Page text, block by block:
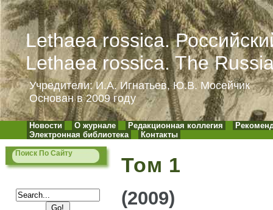
Lethaea rossica.
Lethaea rossica. The
Учредители: И.А. Игнатьев, Ю.В. Мосейчик
Основан в 2009 году
Новости О журнале Редакционная коллегия
Электронная библиотека
Контакты
Поиск По Сайту Том 1
(2009)